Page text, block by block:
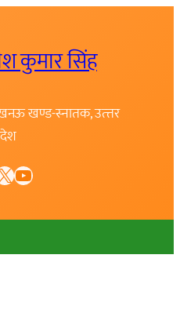
कुमार सिंह
खण्ड-स्नातक, उत्त्तर
YouTube